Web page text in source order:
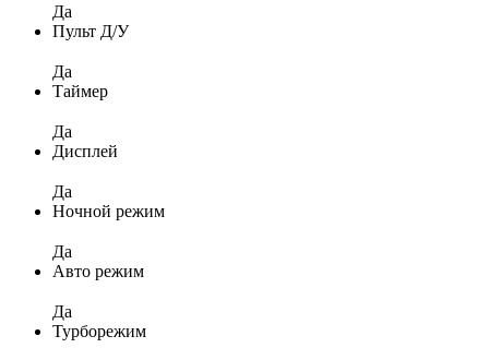
Да
Пульт Д/У
Да
Таймер
Да
Дисплей
Да
Ночной режим
Да
Авто режим
Да
Турборежим